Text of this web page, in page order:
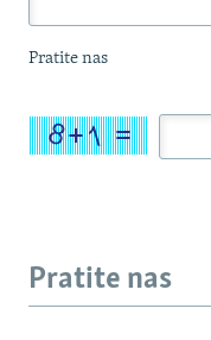
Pratite nas
Pratite nas